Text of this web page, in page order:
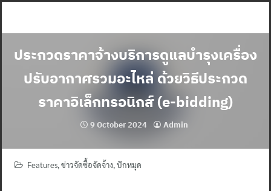
ประกวดราคาจ้างบริการดูแลบำรุงเครื่อง
ปรับอากาศรวมอะไหล่ ด้วยวิธีประกวด
ราคาอิเล็กทรอนิกส์ (e-bidding)
9 October 2024 Admin
Features,ข่าวจัดซื้อจัดจ้าง,ปักหมุด